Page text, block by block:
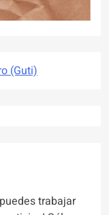
(Guti)
trabajar